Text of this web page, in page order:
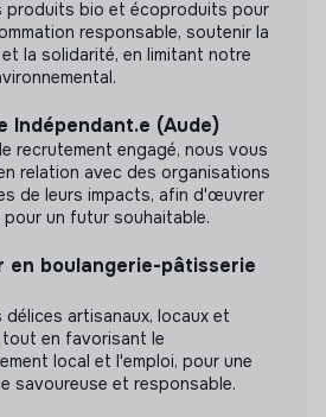
produits bio et écoproduits pour
responsable, soutenir la
la solidarité, en limitant notre
Indépendant.e (Aude)
recrutement engagé, nous vous
relation avec des organisations
de leurs impacts, afin d'œuvrer
pour un futur souhaitable.
en boulangerie-pâtisserie
délices artisanaux, locaux et
en favorisant le
local et l'emploi, pour une
savoureuse et responsable.